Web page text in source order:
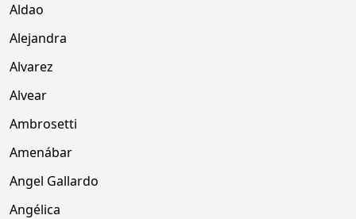
Aldao
Alejandra
Alvarez
Alvear
Ambrosetti
Amenábar
Angel Gallardo
Angélica